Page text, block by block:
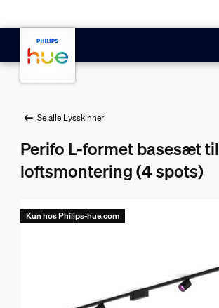
Se alle Lysskinner
Perifo L-formet basesæt til
loftsmontering (4 spots)
Kun hos Philips-hue.com